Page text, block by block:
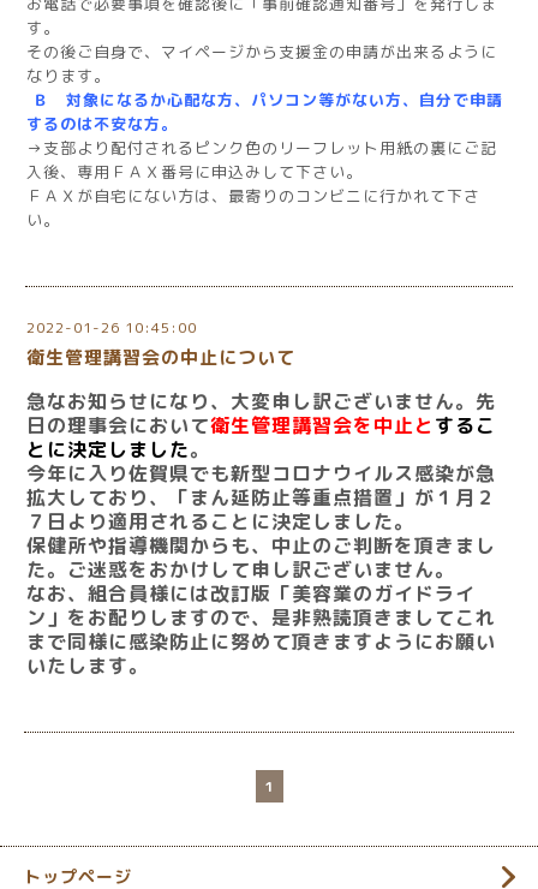
す。
その後ご自身で、マイページから支援金の申請が出来るように
なります。
Ｂ
対象になるか心配な方、パソコン等がない方、自分で申請
するのは不安な方。
→支部より配付されるピンク色のリーフレット用紙の裏にご記
入後、専用ＦＡＸ番号に申込みして下さい。
ＦＡＸが自宅にない方は、最寄りのコンビニに行かれて下さ
い。
2022-01-26 10:45:00
衛生管理講習会の中止について
急なお知らせになり、大変申し訳ございません。先
日の理事会において衛生管理講習会を中止とするこ
とに決定しました。
今年に入り佐賀県でも新型コロナウイルス感染が急
拡大しており、「まん延防止等重点措置」が１月２
７日より適用されることに決定しました。
保健所や指導機関からも、中止のご判断を頂きまし
た。ご迷惑をおかけして申し訳ございません。
なお、組合員様には改訂版「美容業のガイドライ
ン」をお配りしますので、是非熟読頂きましてこれ
まで同様に感染防止に努めて頂きますようにお願い
いたします。
1
トップページ